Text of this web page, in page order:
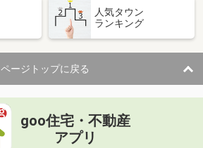
人気タウン
ランキング
ページトップに戻る
goo住宅・不動産
アプリ